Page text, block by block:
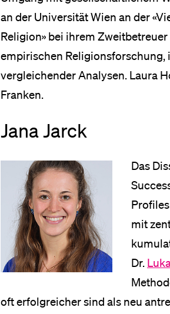
an der Universität Wien an der
Religion» bei ihrem
empirischen Religionsforschung,
vergleichender Analysen. Laura
Franken.
Jana Jarck
Das
mit
Dr.
oft erfolgreicher sind als neu